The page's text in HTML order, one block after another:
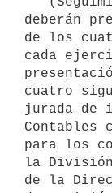
deberán
de los
cada
cuatro
jurada de
Contables
para los
la División
de la